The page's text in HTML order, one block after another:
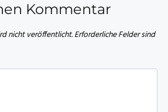
Kommentar
nicht veröffentlicht.Erforderliche Felder sind